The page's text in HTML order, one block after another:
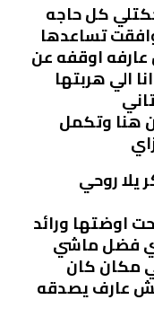
كل حاجه
تساعدها
اوقفه عن
الي هربتها
هنا وتكمل
يلا روحي
اوضتها ورائد
فضل ماشي
مكان كان
عارف يصدقه